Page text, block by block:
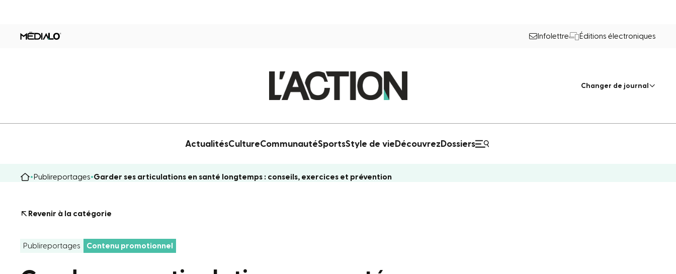
Infolettre Éditions électroniques
Changer de journal
ActualitésCultureCommunautéSportsStyle de vie Découvrez Dossiers
Publireportages Garder ses articulations en santé longtemps : conseils, exercices et prévention
Revenir à la catégorie
Publireportages Contenu promotionnel